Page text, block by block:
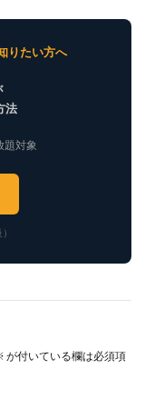
りたい方へ
法
題対象
が付いている欄は必須項